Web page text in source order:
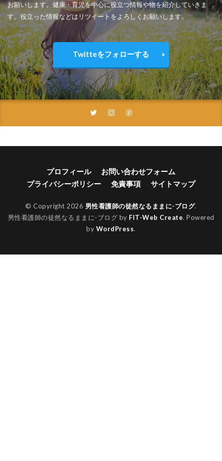
お願いします。健康・育児を中心に役立つ情報や物を紹介していきま
す。役立った情報などはリツイートをよろしくお願いします。
Twitteをフォローする
プロフィール
お問い合わせフォーム
プライバシーポリシー
免責事項 サイトマップ
© Copyright 2026 男性看護師の徒然なるままに-ブログ.
男性看護師の徒然なるままに-ブログ by FIT-Web Create. Powered
by WordPress.